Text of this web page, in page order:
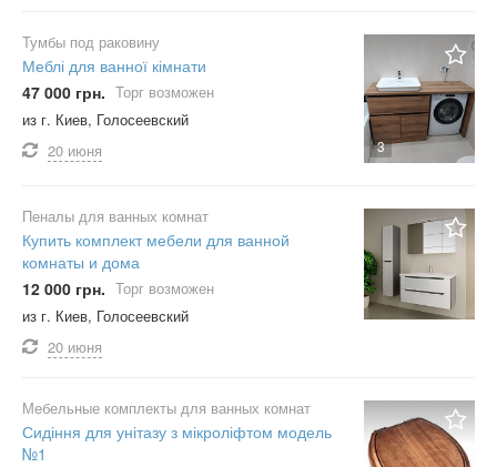
3
Тумбы под раковину
Меблі для ванної кімнати
47 000 грн. Торг возможен
из г. Киев, Голосеевский
20 июня
Пеналы для ванных комнат
Купить комплект мебели для ванной
комнаты и дома
12 000 грн. Торг возможен
из г. Киев, Голосеевский
20 июня
Мебельные комплекты для ванных комнат
Сидіння для унітазу з мікроліфтом модель
№1